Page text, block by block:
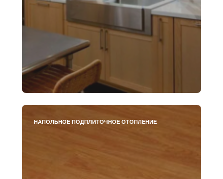
НАПОЛЬНОЕ ПОДПЛИТОЧНОЕ ОТОПЛЕНИЕ